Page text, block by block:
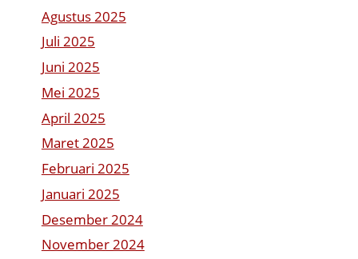
Agustus 2025
Juli 2025
Juni 2025
Mei 2025
April 2025
Maret 2025
Februari 2025
Januari 2025
Desember 2024
November 2024